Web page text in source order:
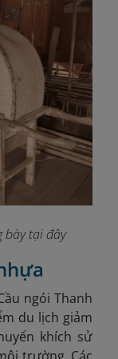
bày tại đây
ngói Thanh
du lịch giảm
khích sử